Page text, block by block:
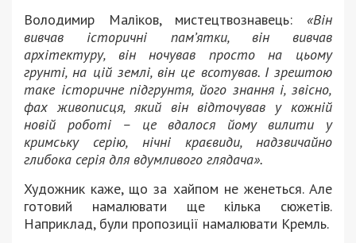
Володимир Маліков, мистецтвознавець: «Він
вивчав історичні пам’ятки, він вивчав
архітектуру, він ночував просто на цьому
грунті, на цій землі, він це всотував. І зрештою
таке історичне підгрунтя, його знання і, звісно,
фах живописця, який він відточував у кожній
новій роботі – це вдалося йому вилити у
кримську серію, нічні краєвиди, надзвичайно
глибока серія для вдумливого глядача».
Художник каже, що за хайпом не женеться. Але
готовий намалювати ще кілька сюжетів.
Наприклад, були пропозиції намалювати Кремль.